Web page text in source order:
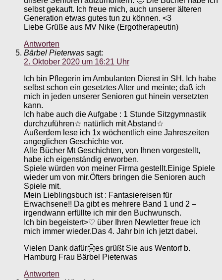
selbst gekauft. Ich freue mich, auch unserer älteren
Generation etwas gutes tun zu können. <3
Liebe Grüße aus MV Nike (Ergotherapeutin)
Antworten
Bärbel Pieterwas sagt:
2. Oktober 2020 um 16:21 Uhr
Ich bin Pflegerin im Ambulanten Dienst in SH. Ich habe
selbst schon ein gesetztes Alter und meinte; daß ich
mich in jeden unserer Senioren gut hinein versetzten
kann.
Ich habe auch die Aufgabe : 1 Stunde Sitzgymnastik
durchzuführen☆ natürlich mit Abstand☆
Außerdem lese ich 1x wöchentlich eine Jahreszeiten
angeglichen Geschichte vor.
Alle Bücher Mt Geschichten, von Ihnen vorgestellt,
habe ich eigenständig erworben.
Spiele würden von meiner Firma gestellt.Einige Spiele
wieder um von mir.Öfters bringen die Senioren auch
Spiele mit.
Mein Lieblingsbuch ist : Fantasiereisen für
Erwachsene!! Da gibt es mehrere Band 1 und 2 –
irgendwann erfüllte ich mir den Buchwunsch.
Ich bin begeistert>♡ über Ihren Newletter freue ich
mich immer wieder.Das 4. Jahr bin ich jetzt dabei.
Vielen Dank dafür🤗es grüßt Sie aus Wentorf b.
Hamburg Frau Bärbel Pieterwas
Antworten